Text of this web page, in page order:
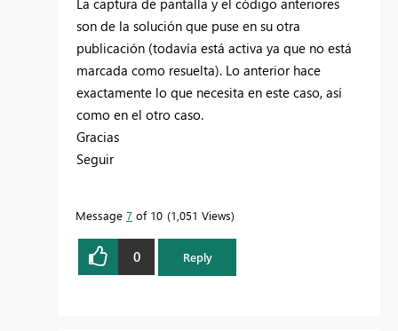
son de la solución que puse en su otra
publicación (todavía está activa ya que no está
marcada como resuelta). Lo anterior hace
exactamente lo que necesita en este caso, así
como en el otro caso.
Gracias
Seguir
Message 7 of 10 1,051 Views
0 Reply